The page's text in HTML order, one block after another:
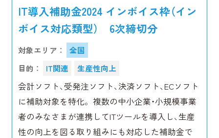
IT導入補助金2024 インボイス枠（イン
ボイス対応類型） 6次締切分
対象エリア ：
全国
目的 ：
IT関連 生産性向上
会計ソフト、受発注ソフト、決済ソフト、ECソフト
に補助対象を特化。 複数の中小企業・小規模事業
者のみなさまが連携してITツールを導入し、生産
性の向上を図る取り組みにも対応した補助金で